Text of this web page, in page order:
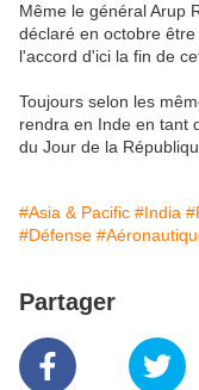
Même le général Arup
déclaré en octobre
l'accord d'ici la fin de
Toujours selon les
rendra en Inde en tant
du Jour de la
#Asia & Pacific #India
#Défense
Partager